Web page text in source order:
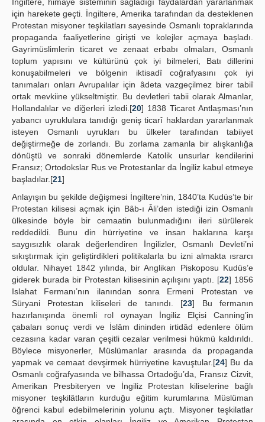
için harekete geçti. İngiltere, Amerika tarafından da desteklenen
Protestan misyoner teşkilatları sayesinde Osmanlı topraklarında
propaganda faaliyetlerine girişti ve kolejler açmaya başladı.
Gayrimüslimlerin ticaret ve zenaat erbabı olmaları, Osmanlı
toplum yapısını ve kültürünü çok iyi bilmeleri, Batı dillerini
konuşabilmeleri ve bölgenin iktisadî coğrafyasını çok iyi
tanımaları onları Avrupalılar için âdeta vazgeçilmez birer tabiî
ortak mevkiine yükseltmiştir. Bu devletleri tabii olarak Almanlar,
Hollandalılar ve diğerleri izledi.[20] 1838 Ticaret Antlaşması’nın
yabancı uyruklulara tanıdığı geniş ticarî haklardan yararlanmak
isteyen Osmanlı uyrukları bu ülkeler tarafından tabiiyet
değiştirmeğe de zorlandı. Bu zorlama zamanla bir alışkanlığa
dönüştü ve sonraki dönemlerde Katolik unsurlar kendilerini
Fransız; Ortodokslar Rus ve Protestanlar da İngiliz kabul etmeye
başladılar.[21]
Anlayışın bu şekilde değişmesi İngiltere’nin, 1840’ta Kudüs’te bir
Protestan kilisesi açmak için Bâb-ı Âli’den istediği izin Osmanlı
ülkesinde böyle bir cemaatin bulunmadığını ileri sürülerek
reddedildi. Bunu din hürriyetine ve insan haklarına karşı
saygısızlık olarak değerlendiren İngilizler, Osmanlı Devleti’ni
sıkıştırmak için geliştirdikleri politikalarla bu izni almakta ısrarcı
oldular. Nihayet 1842 yılında, bir Anglikan Piskoposu Kudüs’e
giderek burada bir Protestan kilisesinin açılışını yaptı. [22] 1856
Islahat Fermanı’nın ilanından sonra Ermeni Protestan ve
Süryani Protestan kiliseleri de tanındı. [23] Bu fermanın
hazırlanışında önemli rol oynayan İngiliz Elçisi Canning’in
çabaları sonuç verdi ve İslâm dininden irtidâd edenlere ölüm
cezasına kadar varan çeşitli cezalar verilmesi hükmü kaldırıldı.
Böylece misyonerler, Müslümanlar arasında da propaganda
yapmak ve cemaat devşirmek hürriyetine kavuştular.[24] Bu da
Osmanlı coğrafyasında ve bilhassa Ortadoğu’da, Fransız Cizvit,
Amerikan Presbiteryen ve İngiliz Protestan kiliselerine bağlı
misyoner teşkilâtların kurduğu eğitim kurumlarına Müslüman
öğrenci kabul edebilmelerinin yolunu açtı. Misyoner teşkilatlar